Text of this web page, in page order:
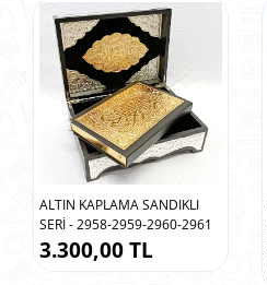
ALTIN KAPLAMA SANDIKLI
SERİ - 2958-2959-2960-2961
3.300,00 TL